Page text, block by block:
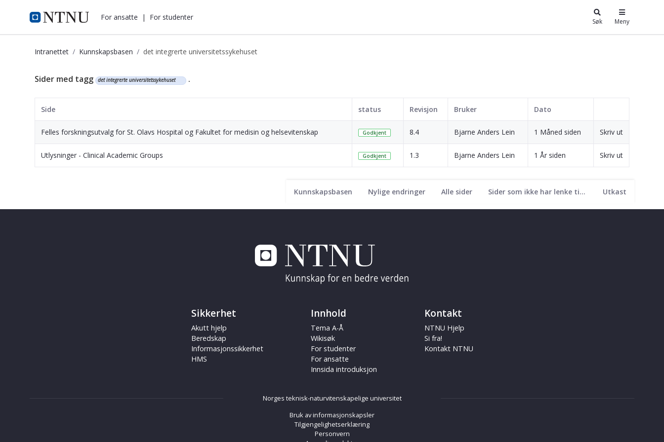
i.ntnu.no For ansatte | For studenter Søk Meny
Intranettet Kunnskapsbasen det integrerte universitetssykehuset
Kunnskapsbasen
Kunnskapsbasen Nylige endringer Alle sider Sider som ikke har lenke til seg Utkast
Sider med tagg det integrerte universitetssykehuset .
Side status Revisjon Bruker Dato
Felles forskningsutvalg for St. Olavs Hospital og Fakultet for medisin og helsevitenskap Godkjent 8.4 Bjarne Anders Lein 1 Måned siden Skriv ut
Utlysninger - Clinical Academic Groups Godkjent 1.3 Bjarne Anders Lein 1 År siden Skriv ut
Sikkerhet
Akutt hjelp
Beredskap
Informasjonssikkerhet
HMS
Innhold
Tema A-Å
Wikisøk
For studenter
For ansatte
Innsida introduksjon
Kontakt
NTNU Hjelp
Si fra!
Kontakt NTNU
Norges teknisk-naturvitenskapelige universitet
Bruk av informasjonskapsler
Tilgjengelighetserklæring
Personvern